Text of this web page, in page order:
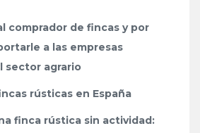
comprador de fincas y por
a las empresas
sector agrario
rústicas en España
finca rústica sin actividad: